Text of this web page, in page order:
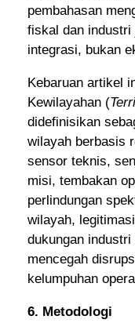
pembahasan
fiskal dan
integrasi, bukan
Kebaruan artikel
Kewilayahan (
didefinisikan
wilayah berbasis
sensor teknis,
misi, tembakan
perlindungan
wilayah,
dukungan
mencegah
kelumpuhan
6. Metodologi